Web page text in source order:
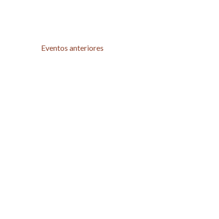
Eventos anteriores